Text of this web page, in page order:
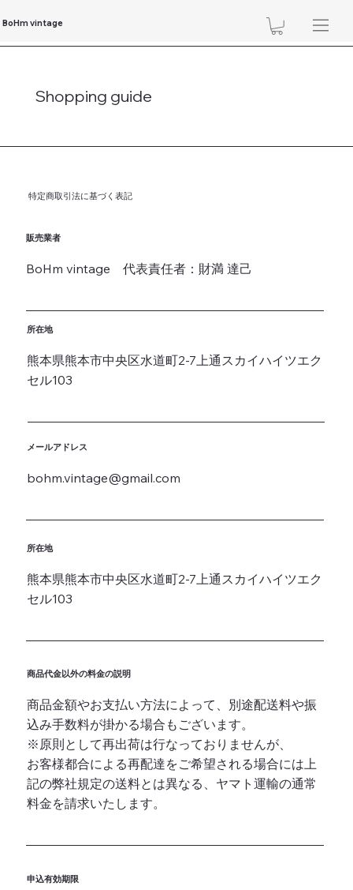
BoHm vintage
Shopping guide
特定商取引法に基づく表記
販売業者
BoHm vintage 代表責任者：財満 達己
所在地
熊本県熊本市中央区水道町2-7上通スカイハイツエク
セル103
メールアドレス
bohm.vintage@gmail.com
所在地
熊本県熊本市中央区水道町2-7上通スカイハイツエク
セル103
商品代金以外の料金の説明
商品金額やお支払い方法によって、別途配送料や振
込み手数料が掛かる場合もございます。
※原則として再出荷は行なっておりませんが、
お客様都合による再配達をご希望される場合には上
記の弊社規定の送料とは異なる、ヤマト運輸の通常
料金を請求いたします。
申込有効期限